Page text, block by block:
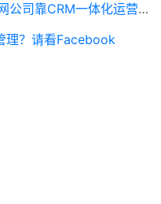
体化运营实现30%增长｜实战拆解
理？请看Facebook